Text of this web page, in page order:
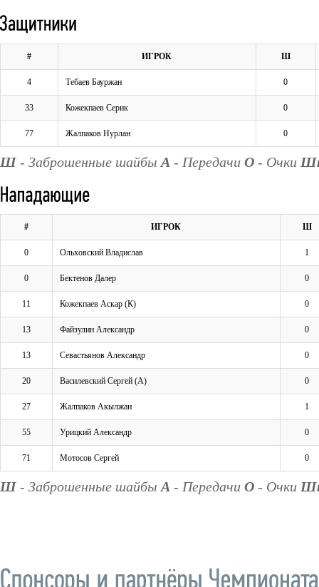
# ИГРОК Ш
4 Тебаев Бауржан 0
33 Кожекпаев Серик 0
77 Жалпаков Нурлан 0
Ш - Заброшенные шайбы А - Передачи О - Очки
# ИГРОК Ш
0 Ольховский Владислав 1
0 Бектенов Далер 0
11 Кожекпаев Аскар (К) 0
13 Файзулин Александр 0
13 Севастьянов Александр 0
20 Василевский Сергей (А) 0
27 Жалпаков Акылжан 1
55 Урицкий Александр 0
71 Мотосов Сергей 0
Ш - Заброшенные шайбы А - Передачи О - Очки